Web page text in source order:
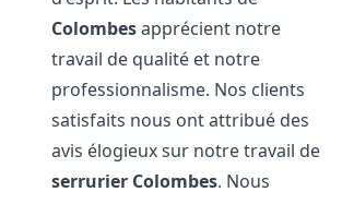
Colombesapprécient notre
travail de qualité et notre
professionnalisme. Nos clients
satisfaits nous ont attribué des
avis élogieux sur notre travail de
serrurier Colombes. Nous